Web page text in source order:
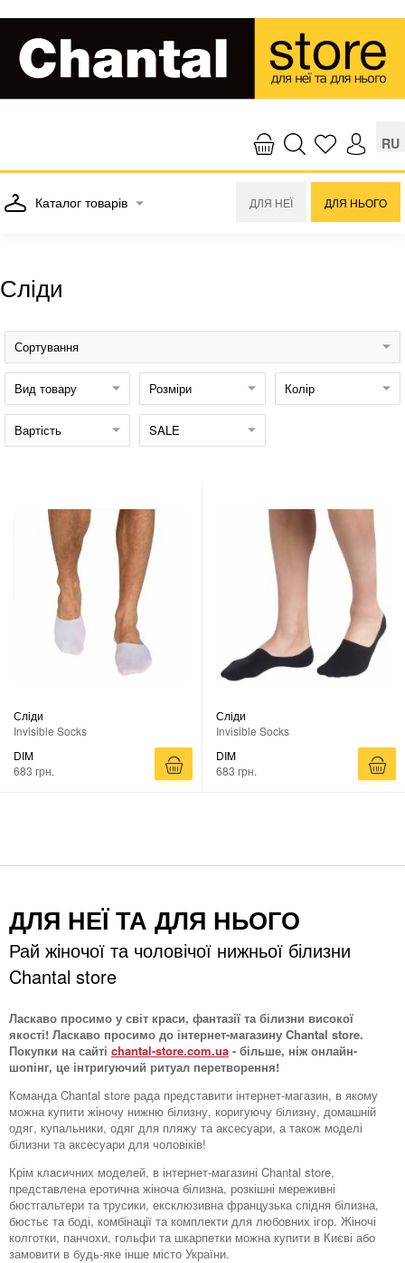
RU
Каталог товарів ДЛЯ НЕЇ ДЛЯ НЬОГО
Сліди
Сортування
Вид товару Розміри Колір
Вартість SALE
Сліди
Invisible Socks
DIM
683 грн.
Сліди
Invisible Socks
DIM
683 грн.
ДЛЯ НЕЇ ТА ДЛЯ НЬОГО
Рай жіночої та чоловічої нижньої білизни
Chantal store
Ласкаво просимо у світ краси, фантазії та білизни високої
якості! Ласкаво просимо до інтернет-магазину Chantal store.
Покупки на сайті chantal-store.com.ua - більше, ніж онлайн-
шопінг, це інтригуючий ритуал перетворення!
Команда Chantal store рада представити інтернет-магазин, в якому
можна купити жіночу нижню білизну, коригуючу білизну, домашній
одяг, купальники, одяг для пляжу та аксесуари, а також моделі
білизни та аксесуари для чоловіків!
Крім класичних моделей, в інтернет-магазині Chantal store,
представлена ​​еротична жіноча білизна, розкішні мереживні
бюстгальтери та трусики, ексклюзивна французька спідня білизна,
бюстьє та боді, комбінації та комплекти для любовних ігор. Жіночі
колготки, панчохи, гольфи та шкарпетки можна купити в Києві або
замовити в будь-яке інше місто України.